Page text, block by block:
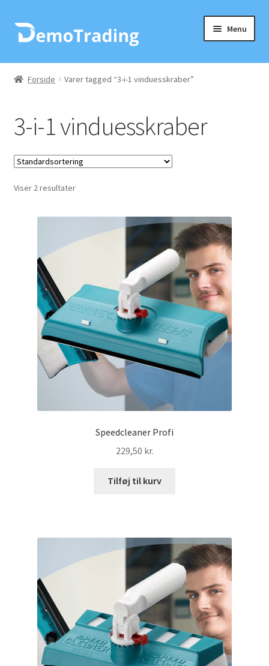
Spring
til
Spring
til
Menu
Forside
Husholdningsartikler
Indkøbskurv
Kurv
Produkter
Vinduesskraber
Kontakt
Forside Varer tagged “3-i-1 vinduesskraber”
3-i-1 vinduesskraber
Viser 2 resultater
Speedcleaner Profi
229,50 kr.
Tilføj til kurv